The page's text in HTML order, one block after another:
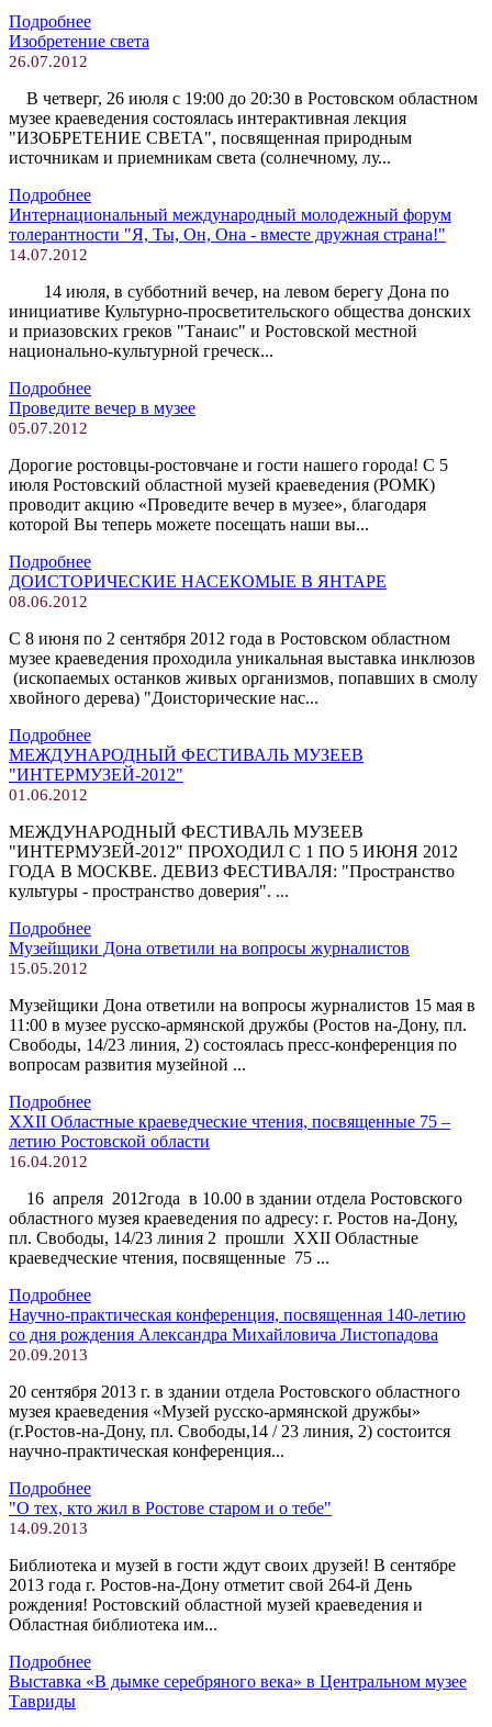
Подробнее
Изобретение света
26.07.2012
В четверг, 26 июля с 19:00 до 20:30 в Ростовском областном
музее краеведения состоялась интерактивная лекция
"ИЗОБРЕТЕНИЕ СВЕТА", посвященная природным
источникам и приемникам света (солнечному, лу...
Подробнее
Интернациональный международный молодежный форум
толерантности "Я, Ты, Он, Она - вместе дружная страна!"
14.07.2012
14 июля, в субботний вечер, на левом берегу Дона по
инициативе Культурно-просветительского общества донских
и приазовских греков "Танаис" и Ростовской местной
национально-культурной греческ...
Подробнее
Проведите вечер в музее
05.07.2012
Дорогие ростовцы-ростовчане и гости нашего города! С 5
июля Ростовский областной музей краеведения (РОМК)
проводит акцию «Проведите вечер в музее», благодаря
которой Вы теперь можете посещать наши вы...
Подробнее
ДОИСТОРИЧЕСКИЕ НАСЕКОМЫЕ В ЯНТАРЕ
08.06.2012
С 8 июня по 2 сентября 2012 года в Ростовском областном
музее краеведения проходила уникальная выставка инклюзов
(ископаемых останков живых организмов, попавших в смолу
хвойного дерева) "Доисторические нас...
Подробнее
МЕЖДУНАРОДНЫЙ ФЕСТИВАЛЬ МУЗЕЕВ
"ИНТЕРМУЗЕЙ-2012"
01.06.2012
МЕЖДУНАРОДНЫЙ ФЕСТИВАЛЬ МУЗЕЕВ
"ИНТЕРМУЗЕЙ-2012" ПРОХОДИЛ С 1 ПО 5 ИЮНЯ 2012
ГОДА В МОСКВЕ. ДЕВИЗ ФЕСТИВАЛЯ: "Пространство
культуры - пространство доверия". ...
Подробнее
Музейщики Дона ответили на вопросы журналистов
15.05.2012
Музейщики Дона ответили на вопросы журналистов 15 мая в
11:00 в музее русско-армянской дружбы (Ростов на-Дону, пл.
Свободы, 14/23 линия, 2) состоялась пресс-конференция по
вопросам развития музейной ...
Подробнее
XXII Областные краеведческие чтения, посвященные 75 –
летию Ростовской области
16.04.2012
16 апреля 2012года в 10.00 в здании отдела Ростовского
областного музея краеведения по адресу: г. Ростов на-Дону,
пл. Свободы, 14/23 линия 2 прошли XXII Областные
краеведческие чтения, посвященные 75 ...
Подробнее
Научно-практическая конференция, посвященная 140-летию
со дня рождения Александра Михайловича Листопадова
20.09.2013
20 сентября 2013 г. в здании отдела Ростовского областного
музея краеведения «Музей русско-армянской дружбы»
(г.Ростов-на-Дону, пл. Свободы,14 / 23 линия, 2) состоится
научно-практическая конференция...
Подробнее
"О тех, кто жил в Ростове старом и о тебе"
14.09.2013
Библиотека и музей в гости ждут своих друзей! В сентябре
2013 года г. Ростов-на-Дону отметит свой 264-й День
рождения! Ростовский областной музей краеведения и
Областная библиотека им...
Подробнее
Выставка «В дымке серебряного века» в Центральном музее
Тавриды